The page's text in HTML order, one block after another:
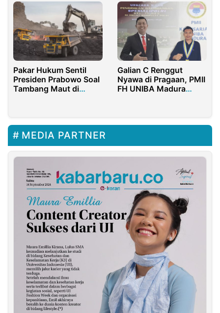
Pakar Hukum Sentil
Presiden Prabowo Soal
Tambang Maut di
Galian C Renggut
Nyawa di Pragaan, PMII
FH UNIBA Madura
MEDIA PARTNER